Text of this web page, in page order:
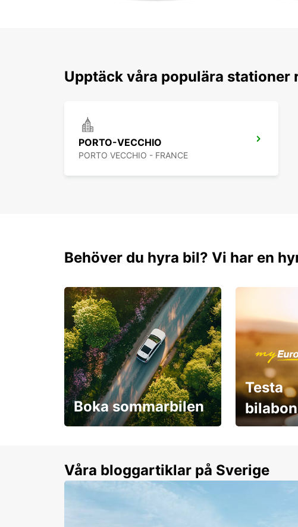
Upptäck våra populära stationer
PORTO-VECCHIO
PORTO VECCHIO - FRANCE
Behöver du hyra bil? Vi har en
Boka sommarbilen
Testa
Våra bloggartiklar på Sverige